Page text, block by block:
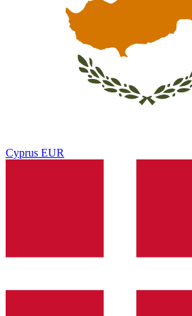
Cyprus EUR